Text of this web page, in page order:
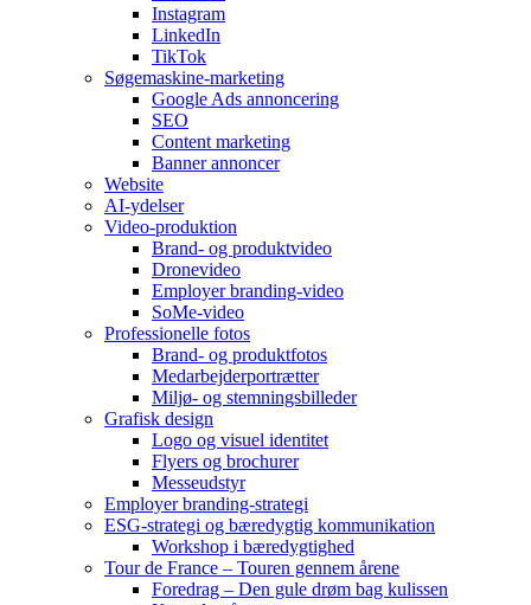
Instagram
LinkedIn
TikTok
Søgemaskine-marketing
Google Ads annoncering
SEO
Content marketing
Banner annoncer
Website
AI-ydelser
Video-produktion
Brand- og produktvideo
Dronevideo
Employer branding-video
SoMe-video
Professionelle fotos
Brand- og produktfotos
Medarbejderportrætter
Miljø- og stemningsbilleder
Grafisk design
Logo og visuel identitet
Flyers og brochurer
Messeudstyr
Employer branding-strategi
ESG-strategi og bæredygtig kommunikation
Workshop i bæredygtighed
Tour de France – Touren gennem årene
Foredrag – Den gule drøm bag kulissen